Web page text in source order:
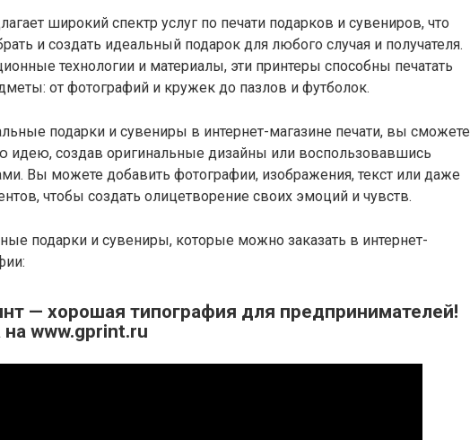
широкий спектр услуг по печати подарков и сувениров, что
и создать идеальный подарок для любого случая и получателя.
технологии и материалы, эти принтеры способны печатать
от фотографий и кружек до пазлов и футболок.
подарки и сувениры в интернет-магазине печати, вы сможете
идею, создав оригинальные дизайны или воспользовавшись
Вы можете добавить фотографии, изображения, текст или даже
чтобы создать олицетворение своих эмоций и чувств.
подарки и сувениры, которые можно заказать в интернет-
— хорошая типография для предпринимателей!
на www.gprint.ru